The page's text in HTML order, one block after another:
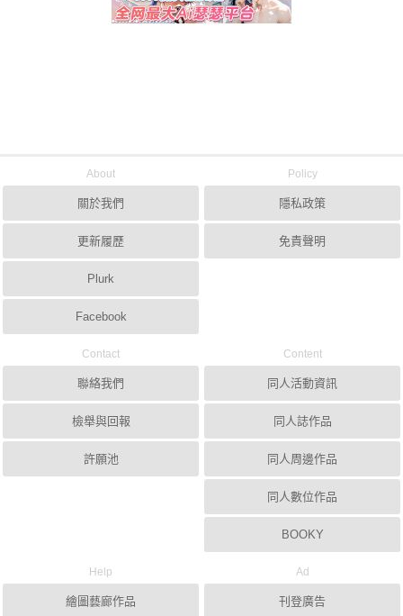
About
關於我們
更新履歷
Plurk
Facebook
Policy
隱私政策
免責聲明
Contact
聯絡我們
檢舉與回報
許願池
Content
同人活動資訊
同人誌作品
同人周邊作品
同人數位作品
BOOKY
Help
繪圖藝廊作品
Ad
刊登廣告